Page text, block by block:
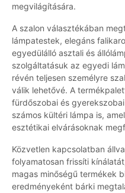
megvilágítására.
A szalon választékában
lámpatestek, elegáns
egyedülálló asztali és
szolgáltatásuk az egyedi
révén teljesen személyre
válik lehetővé. A
fürdőszobai és
számos kültéri lámpa is,
esztétikai elvárásoknak
Közvetlen kapcsolatban
folyamatosan frissíti
magas minőségű termékek
eredményeként bárki